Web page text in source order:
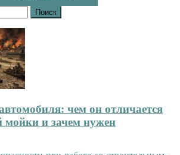
чем он отличается
мойки и зачем нужен